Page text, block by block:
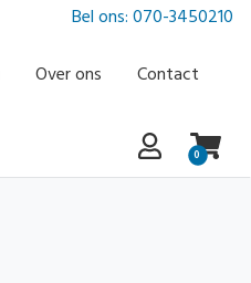
Bel ons: 070-3450210
0
Over ons Contact